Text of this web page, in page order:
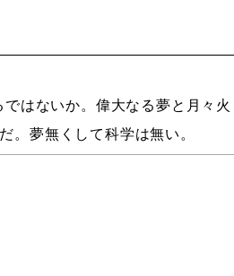
はないか。偉大なる夢と月々火
。夢無くして科学は無い。